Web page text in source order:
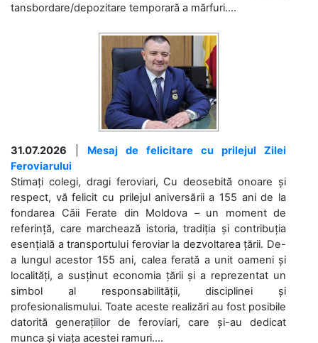
tansbordare/depozitare temporară a mărfuri....
31.07.2026
Mesaj de felicitare cu prilejul Zilei
Feroviarului
Stimați colegi, dragi feroviari, Cu deosebită onoare și
respect, vă felicit cu prilejul aniversării a 155 ani de la
fondarea Căii Ferate din Moldova – un moment de
referință, care marchează istoria, tradiția și contribuția
esențială a transportului feroviar la dezvoltarea țării. De-
a lungul acestor 155 ani, calea ferată a unit oameni și
localități, a susținut economia țării și a reprezentat un
simbol al responsabilității, disciplinei și
profesionalismului. Toate aceste realizări au fost posibile
datorită generațiilor de feroviari, care și-au dedicat
munca și viața acestei ramuri....